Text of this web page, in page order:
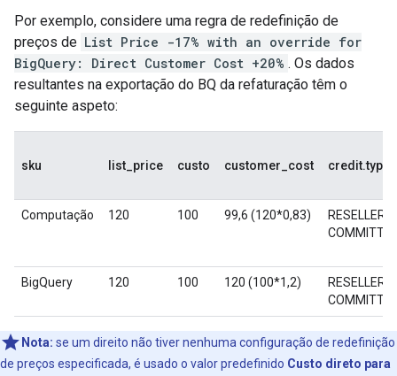
Por exemplo, considere uma regra de redefinição de
preços de List Price -17% with an override for
BigQuery: Direct Customer Cost +20% . Os dados
resultantes na exportação do BQ da refaturação têm o
seguinte aspeto:
sku list_price custo customer_cost credit.type
Computação 120 100 99,6 (120*0,83)
BigQuery 120 100 120 (100*1,2)
Nota: se um direito não tiver nenhuma configuração de redefinição
de preços especificada, é usado o valor predefinido Custo direto para